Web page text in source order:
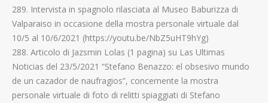
289. Intervista in spagnolo rilasciata al Museo Baburizza di
Valparaiso in occasione della mostra personale virtuale dal
10/5 al 10/6/2021 (https://youtu.be/NbZ5uHT9hYg)
288. Articolo di Jazsmin Lolas (1 pagina) su Las Ultimas
Noticias del 23/5/2021 “Stefano Benazzo: el obsesivo mundo
de un cazador de naufragios”, concernente la mostra
personale virtuale di foto di relitti spiaggiati di Stefano